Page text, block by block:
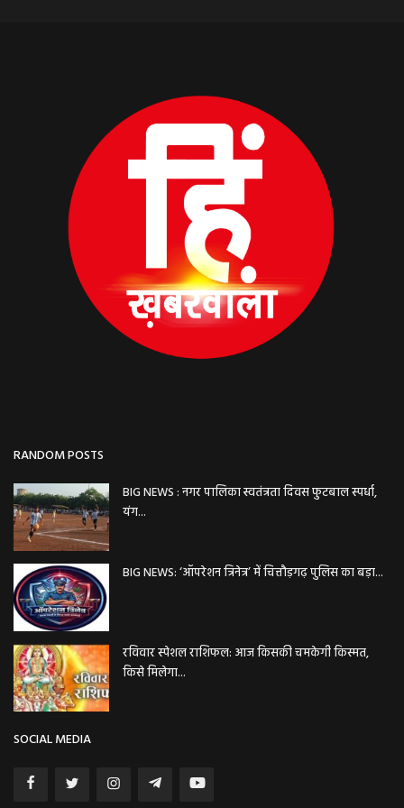
RANDOM POSTS
BIG NEWS : नगर पालिका स्वतंत्रता दिवस फुटबाल स्पर्धा,
यंग...
BIG NEWS: ‘ऑपरेशन त्रिनेत्र’ में चित्तौड़गढ़ पुलिस का बड़ा...
रविवार स्पेशल राशिफल: आज किसकी चमकेगी किस्मत,
किसे मिलेगा...
SOCIAL MEDIA